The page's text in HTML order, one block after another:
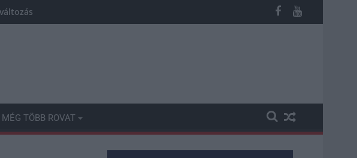
döntött a közoktatásban - például az iskolaigazgatók visszakapják
MÉG TÖBB ROVAT